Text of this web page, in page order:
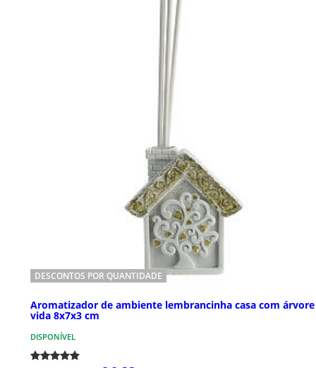
DESCONTOS POR QUANTIDADE
Aromatizador de ambiente lembrancinha casa com
vida 8x7x3 cm
DISPONÍVEL